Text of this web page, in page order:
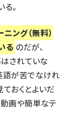
。
ング（無料）
る のだが、
されていな
語が苦でなけれ
おくとよいだ
動画や簡単なテ